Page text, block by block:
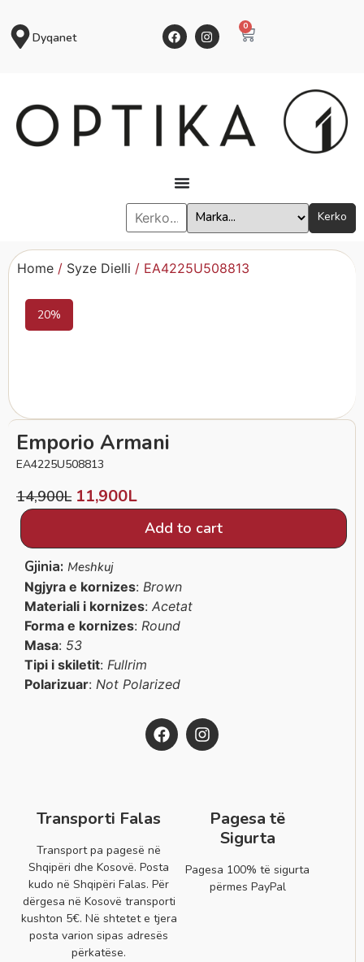
Dyqanet
0
Kerko
Home / Syze Dielli / EA4225U508813
20%
Emporio Armani
EA4225U508813
14,900L 11,900L
Add to cart
Gjinia: Meshkuj
Ngjyra e kornizes: Brown
Materiali i kornizes: Acetat
Forma e kornizes: Round
Masa: 53
Tipi i skiletit: Fullrim
Polarizuar: Not Polarized
Transporti Falas
Transport pa pagesë në
Shqipëri dhe Kosovë. Posta
kudo në Shqipëri Falas. Për
dërgesa në Kosovë transporti
kushton 5€. Në shtetet e tjera
posta varion sipas adresës
përkatëse.
Pagesa të
Sigurta
Pagesa 100% të sigurta
përmes PayPal